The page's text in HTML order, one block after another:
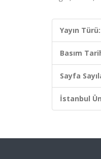
Yayın Türü:
Basım
Sayfa
İstanbul